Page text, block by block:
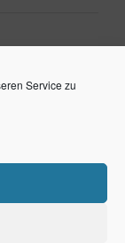
Service zu